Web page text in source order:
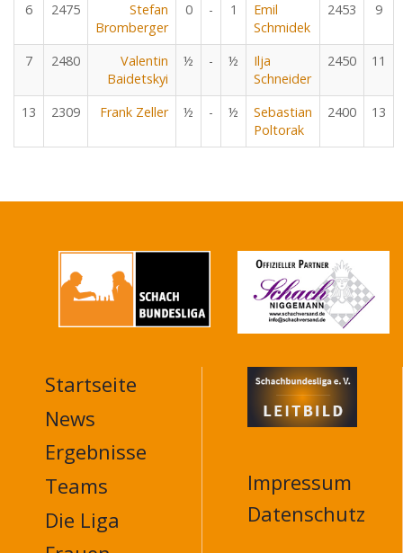
6 2475
Stefan
Bromberger
0 - 1
Emil
Schmidek
2453 9
7 2480
Valentin
Baidetskyi
½ - ½
Ilja
Schneider
2450 11
13 2309 Frank Zeller ½ - ½
Sebastian
Poltorak
2400 13
MAIN
NAVIGATION
FOOTER
Startseite
News
Ergebnisse
Teams
Die Liga
Impressum
Datenschutz